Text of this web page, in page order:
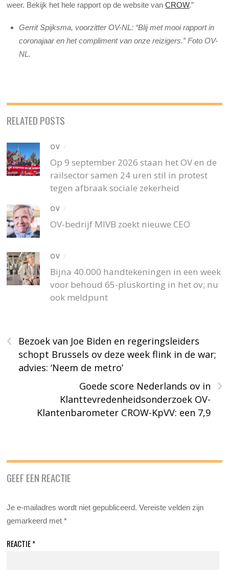
weer. Bekijk het hele rapport op de website vanCROW.”
Gerrit Spijksma, voorzitter OV-NL: “Blij met mooi rapport in
coronajaar en het compliment van onze reizigers.” Foto OV-
NL.
RELATED POSTS
OV /
Op 9 september 2026 staan het OV en de
railsector samen 24 uren stil in protest
tegen afbraak sociale zekerheid
OV /
OV-bedrijf MIVB zoekt nieuwe CEO
OV /
Bijna 40.000 handtekeningen in een week
voor behoud 65-pluskorting in het ov; nu
ook meldpunt
‹
Bezoek van Joe Biden en regeringsleiders
schopt Brussels ov deze week flink in de war;
advies: ‘Neem de metro’
›
Goede score Nederlands ov in
Klanttevredenheidsonderzoek OV-
Klantenbarometer CROW-KpVV: een 7,9
GEEF EEN REACTIE
Je e-mailadres wordt niet gepubliceerd. Vereiste velden zijn
gemarkeerd met*
REACTIE*